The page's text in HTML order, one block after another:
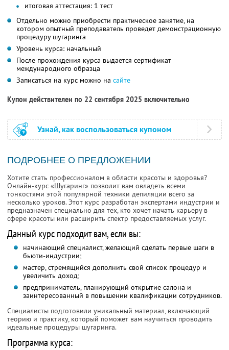
итоговая аттестация: 1 тест
Отдельно можно приобрести практическое занятие, на
котором опытный преподаватель проведет демонстрационную
процедуру шугаринга
Уровень курса: начальный
После прохождения курса выдается сертификат
международного образца
Записаться на курс можно на сайте
Купон действителен по 22 сентября 2025 включительно
Узнай, как воспользоваться купоном
ПОДРОБНЕЕ О ПРЕДЛОЖЕНИИ
Хотите стать профессионалом в области красоты и здоровья?
Онлайн-курс «Шугаринг» позволит вам овладеть всеми
тонкостями этой популярной техники депиляции всего за
несколько уроков. Этот курс разработан экспертами индустрии и
предназначен специально для тех, кто хочет начать карьеру в
сфере красоты или расширить спектр предоставляемых услуг.
Данный курс подходит вам, если вы:
начинающий специалист, желающий сделать первые шаги в
бьюти-индустрии;
мастер, стремящийся дополнить свой список процедур и
увеличить доход;
предприниматель, планирующий открытие салона и
заинтересованный в повышении квалификации сотрудников.
Специалисты подготовили уникальный материал, включающий
теорию и практику, который поможет вам научиться проводить
идеальные процедуры шугаринга.
Программа курса: